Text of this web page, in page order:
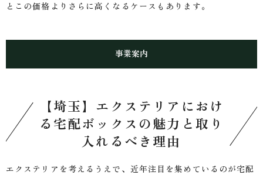
とこの価格よりさらに高くなるケースもあります。
事業案内
【埼玉】エクステリアにおけ
る宅配ボックスの魅力と取り
入れるべき理由
エクステリアを考えるうえで、近年注目を集めているのが宅配